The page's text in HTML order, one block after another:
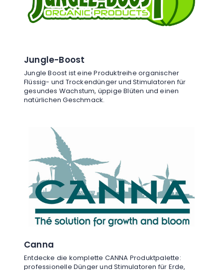
Jungle-Boost
Jungle Boost ist eine Produktreihe organischer
Flüssig- und Trockendünger und Stimulatoren für
gesundes Wachstum, üppige Blüten und einen
natürlichen Geschmack.
Canna
Entdecke die komplette CANNA Produktpalette:
professionelle Dünger und Stimulatoren für Erde,